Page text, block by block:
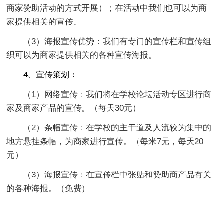
商家赞助活动的方式开展）；在活动中我们也可以为商
家提供相关的宣传。
（3）海报宣传优势：我们有专门的宣传栏和宣传组
织可以为商家提供相关的各种宣传海报。
4、宣传策划：
（1）网络宣传：我们将在学校论坛活动专区进行商
家及商家产品的宣传。（每天30元）
（2）条幅宣传：在学校的主干道及人流较为集中的
地方悬挂条幅，为商家进行宣传。（每米7元，每天20
元）
（3）海报宣传：在宣传栏中张贴和赞助商产品有关
的各种海报。（免费）